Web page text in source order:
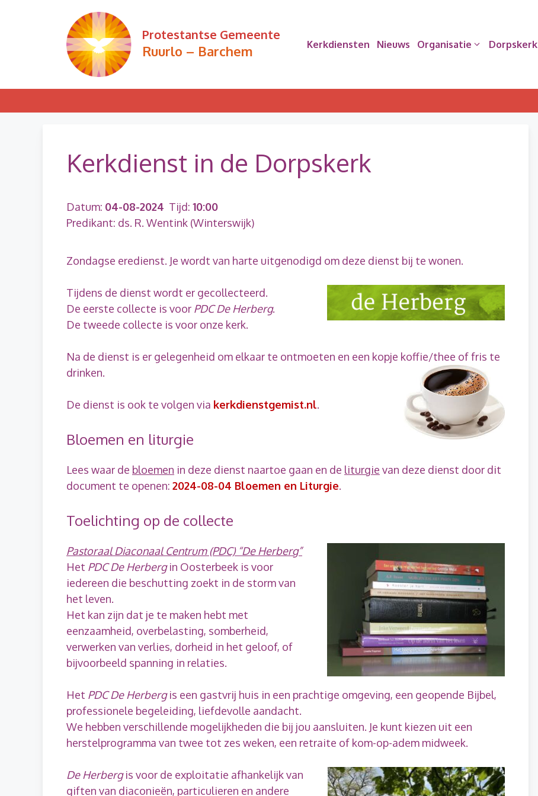
Protestantse Gemeente
Ruurlo – Barchem Kerkdiensten Nieuws Organisatie Dorpskerk
Kerkdienst in de Dorpskerk
Datum: 04-08-2024 Tijd: 10:00
Predikant: ds. R. Wentink (Winterswijk)
Zondagse eredienst. Je wordt van harte uitgenodigd om deze dienst bij te wonen.
Tijdens de dienst wordt er gecollecteerd.
De eerste collecte is voor PDC De Herberg.
De tweede collecte is voor onze kerk.
Na de dienst is er gelegenheid om elkaar te ontmoeten en een kopje koffie/thee of fris te
drinken.
De dienst is ook te volgen via kerkdienstgemist.nl.
Bloemen en liturgie
Lees waar de bloemen in deze dienst naartoe gaan en de liturgie van deze dienst door dit
document te openen: 2024-08-04 Bloemen en Liturgie.
Toelichting op de collecte
Pastoraal Diaconaal Centrum (PDC) “De Herberg”
Het PDC De Herbergin Oosterbeek is voor
iedereen die beschutting zoekt in de storm van
het leven.
Het kan zijn dat je te maken hebt met
eenzaamheid, overbelasting, somberheid,
verwerken van verlies, dorheid in het geloof, of
bijvoorbeeld spanning in relaties.
Het PDC De Herbergis een gastvrij huis in een prachtige omgeving, een geopende Bijbel,
professionele begeleiding, liefdevolle aandacht.
We hebben verschillende mogelijkheden die bij jou aansluiten. Je kunt kiezen uit een
herstelprogramma van twee tot zes weken, een retraite of kom-op-adem midweek.
De Herbergis voor de exploitatie afhankelijk van
giften van diaconieën, particulieren en andere